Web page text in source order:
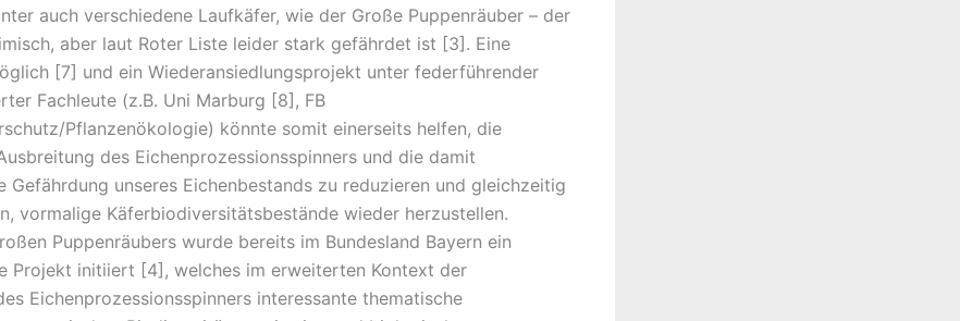
auch verschiedene Laufkäfer, wie der Große Puppenräuber – der
aber laut Roter Liste leider stark gefährdet ist [3]. Eine
[7] und ein Wiederansiedlungsprojekt unter federführender
Fachleute (z.B. Uni Marburg [8], FB
Pflanzenökologie) könnte somit einerseits helfen, die
des Eichenprozessionsspinners und die damit
Gefährdung unseres Eichenbestands zu reduzieren und gleichzeitig
vormalige Käferbiodiversitätsbestände wieder herzustellen.
Puppenräubers wurde bereits im Bundesland Bayern ein
Projekt initiiert [4], welches im erweiterten Kontext der
Eichenprozessionsspinners interessante thematische